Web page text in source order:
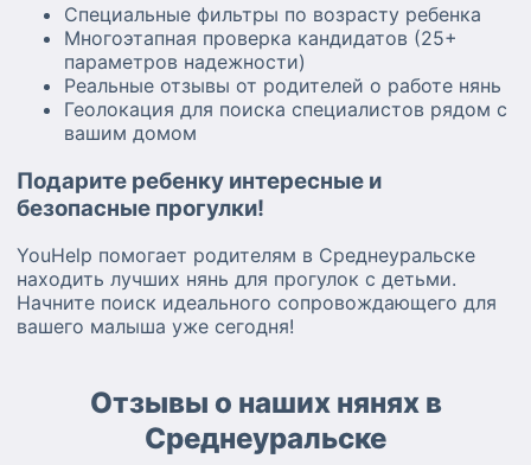
Специальные фильтры по возрасту ребенка
Многоэтапная проверка кандидатов (25+
параметров надежности)
Реальные отзывы от родителей о работе нянь
Геолокация для поиска специалистов рядом с
вашим домом
Подарите ребенку интересные и
безопасные прогулки!
YouHelp помогает родителям в Среднеуральске
находить лучших нянь для прогулок с детьми.
Начните поиск идеального сопровождающего для
вашего малыша уже сегодня!
Отзывы о наших нянях в
Среднеуральске